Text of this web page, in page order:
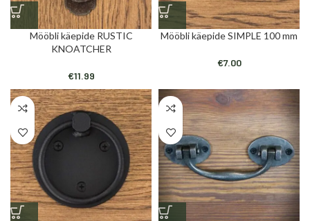
Mööbli käepide RUSTIC
KNOATCHER
€11.99
Mööbli käepide SIMPLE 100 mm
€7.00